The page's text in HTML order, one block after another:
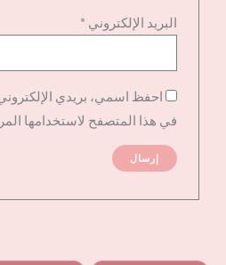
البريد الإلكتروني *
احفظ اسمي، بريدي
في هذا المتصفح لاستخدامها